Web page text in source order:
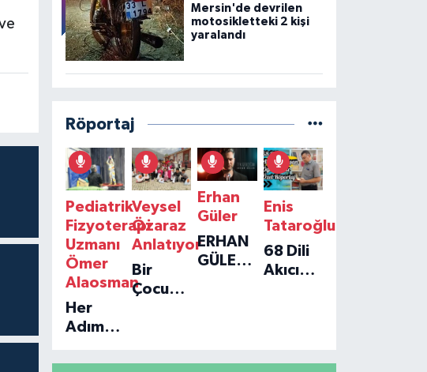
Mersin'de devrilen
motosikletteki 2 kişi
yaralandı
Röportaj
Pediatrik
Fizyoterapi
Uzmanı
Ömer
Alaosman
Her
Adım
Umut:
Veysel
Özaraz
Anlatıyor
Bir
Çocuğun
Yolculuğu
Erhan
Güler
ERHAN
GÜLER'IN
Enis
Tataroğlu
68 Dili
Akıcı